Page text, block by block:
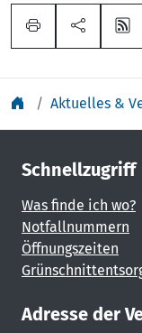
Aktuelles &
Schnellzugriff
Was finde ich wo?
Notfallnummern
Öffnungszeiten
Adresse der